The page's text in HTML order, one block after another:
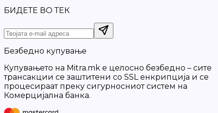
БИДЕТЕ ВО ТЕК
Безбедно купување
Купувањето на Mitra.mk е целосно безбедно – сите
трансакции се заштитени со SSL енкрипција и се
процесираат преку сигурносниот систем на
Комерцијална банка.